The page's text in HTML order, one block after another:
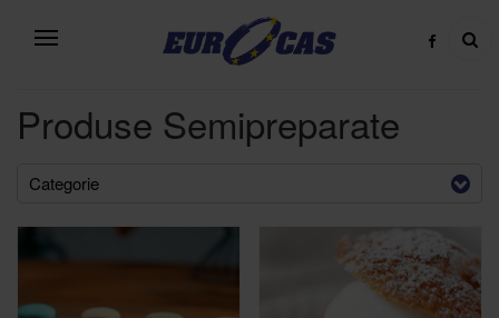
Produse Semipreparate
Categorie